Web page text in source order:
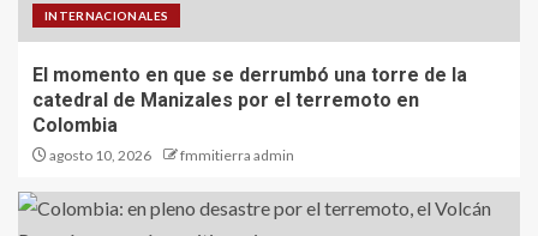
INTERNACIONALES
El momento en que se derrumbó una torre de la
catedral de Manizales por el terremoto en
Colombia
agosto 10, 2026 fmmitierra admin